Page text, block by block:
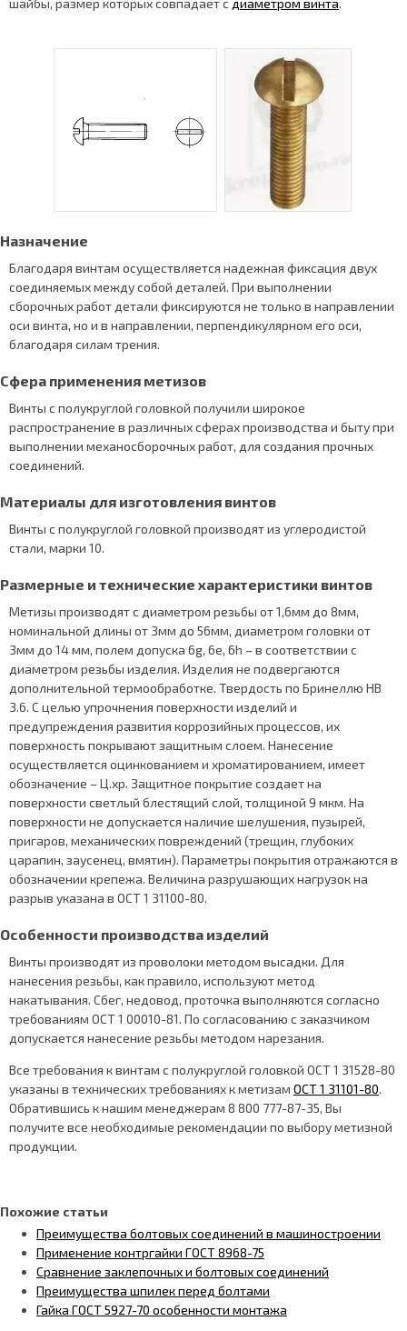
шайбы, размер которых совпадает с диаметром винта.
Назначение
Благодаря винтам осуществляется надежная фиксация двух
соединяемых между собой деталей. При выполнении
сборочных работ детали фиксируются не только в направлении
оси винта, но и в направлении, перпендикулярном его оси,
благодаря силам трения.
Сфера применения метизов
Винты с полукруглой головкой получили широкое
распространение в различных сферах производства и быту при
выполнении механосборочных работ, для создания прочных
соединений.
Материалы для изготовления винтов
Винты с полукруглой головкой производят из углеродистой
стали, марки 10.
Размерные и технические характеристики винтов
Метизы производят с диаметром резьбы от 1,6мм до 8мм,
номинальной длины от 3мм до 56мм, диаметром головки от
3мм до 14 мм, полем допуска 6g, 6e, 6h – в соответствии с
диаметром резьбы изделия. Изделия не подвергаются
дополнительной термообработке. Твердость по Бринеллю HB
3.6. С целью упрочнения поверхности изделий и
предупреждения развития коррозийных процессов, их
поверхность покрывают защитным слоем. Нанесение
осуществляется оцинкованием и хроматированием, имеет
обозначение – Ц.хр. Защитное покрытие создает на
поверхности светлый блестящий слой, толщиной 9 мкм. На
поверхности не допускается наличие шелушения, пузырей,
пригаров, механических повреждений (трещин, глубоких
царапин, заусенец, вмятин). Параметры покрытия отражаются в
обозначении крепежа. Величина разрушающих нагрузок на
разрыв указана в ОСТ 1 31100-80.
Особенности производства изделий
Винты производят из проволоки методом высадки. Для
нанесения резьбы, как правило, используют метод
накатывания. Сбег, недовод, проточка выполняются согласно
требованиям ОСТ 1 00010-81. По согласованию с заказчиком
допускается нанесение резьбы методом нарезания.
Все требования к винтам с полукруглой головкой ОСТ 1 31528-80
указаны в технических требованиях к метизам ОСТ 1 31101-80.
Обратившись к нашим менеджерам 8 800 777-87-35, Вы
получите все необходимые рекомендации по выбору метизной
продукции.
Похожие статьи
Преимущества болтовых соединений в машиностроении
Применение контргайки ГОСТ 8968-75
Сравнение заклепочных и болтовых соединений
Преимущества шпилек перед болтами
Гайка ГОСТ 5927-70 особенности монтажа